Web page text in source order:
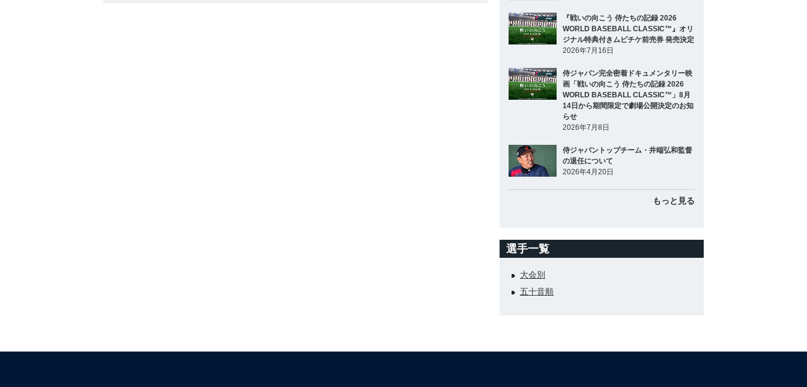
『戦いの向こう 侍たちの記録 2026
WORLD BASEBALL CLASSIC™』オリ
ジナル特典付きムビチケ前売券 発売決定
2026年7月16日
侍ジャパン完全密着ドキュメンタリー映
画「戦いの向こう 侍たちの記録 2026
WORLD BASEBALL CLASSIC™」8月
14日から期間限定で劇場公開決定のお知
らせ
2026年7月8日
侍ジャパントップチーム・井端弘和監督
の退任について
2026年4月20日
もっと見る
選手一覧
大会別
五十音順